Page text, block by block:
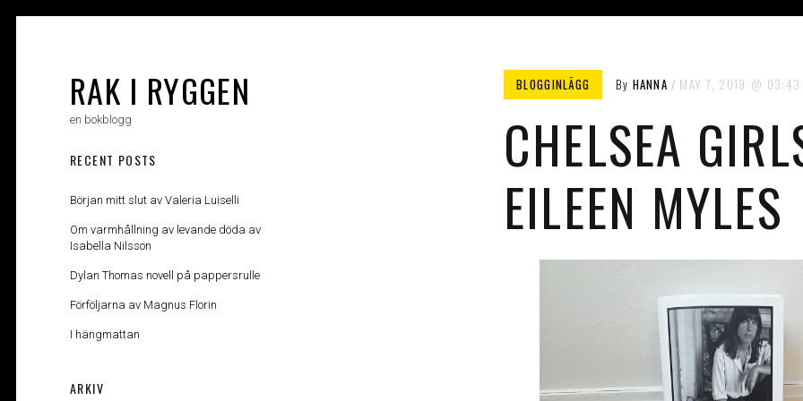
RAK I RYGGEN
en bokblogg
BLOGGINLÄGG By HANNA MAY 7, 2019 03:43
CHELSEA
EILEEN MYLES
RECENT POSTS
Början mitt slut av Valeria Luiselli
Om varmhållning av levande döda av
Isabella Nilsson
Dylan Thomas novell på pappersrulle
Förföljarna av Magnus Florin
I hängmattan
ARKIV